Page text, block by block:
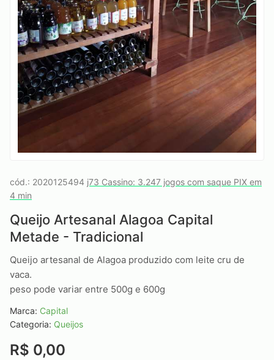
cód.: 2020125494 j73 Cassino: 3.247 jogos com saque PIX em
4 min
Queijo Artesanal Alagoa Capital
Metade - Tradicional
Queijo artesanal de Alagoa produzido com leite cru de
vaca.
peso pode variar entre 500g e 600g
Marca: Capital
Categoria: Queijos
R$ 0,00